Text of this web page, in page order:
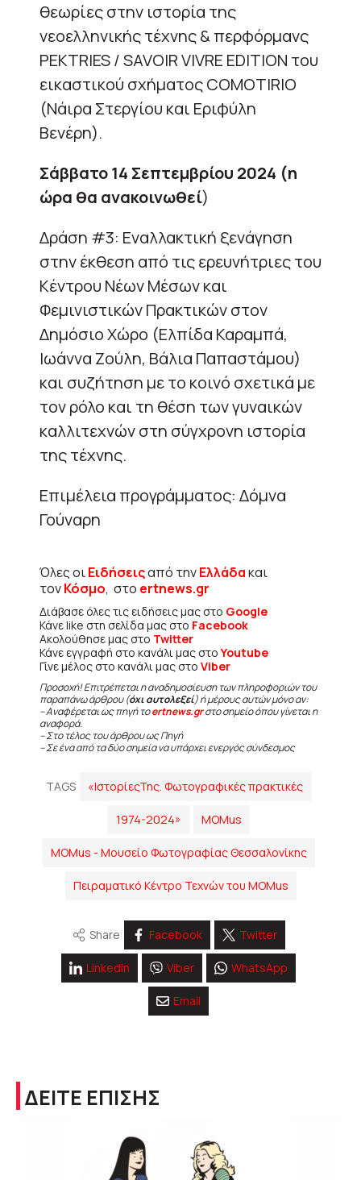
θεωρίες στην ιστορία της
νεοελληνικής τέχνης & περφόρμανς
PEKTRIES / SAVOIR VIVRE EDITION του
εικαστικού σχήματος COMOTIRIO
(Νάιρα Στεργίου και Εριφύλη
Βενέρη).
Σάββατο 14 Σεπτεμβρίου 2024 (η
ώρα θα ανακοινωθεί)
Δράση #3: Εναλλακτική ξενάγηση
στην έκθεση από τις ερευνήτριες του
Κέντρου Νέων Μέσων και
Φεμινιστικών Πρακτικών στον
Δημόσιο Χώρο (Ελπίδα Καραμπά,
Ιωάννα Ζούλη, Βάλια Παπαστάμου)
και συζήτηση με το κοινό σχετικά με
τον ρόλο και τη θέση των γυναικών
καλλιτεχνών στη σύγχρονη ιστορία
της τέχνης.
Επιμέλεια προγράμματος: Δόμνα
Γούναρη
Όλες οιΕιδήσειςαπό τηνΕλλάδακαι
τονΚόσμο, στο ertnews.gr
Διάβασε όλες τις ειδήσεις μας στο Google
Κάνε like στη σελίδα μας στο Facebook
Ακολούθησε μας στο Twitter
Κάνε εγγραφή στο κανάλι μας στοYoutube
Γίνε μέλος στο κανάλι μας στο Viber
Προσοχή! Επιτρέπεται η αναδημοσίευση των πληροφοριών του
παραπάνω άρθρου (όχι αυτολεξεί) ή μέρους αυτών μόνο αν:
– Αναφέρεται ως πηγή τοertnews.grστο σημείο όπου γίνεται η
αναφορά.
– Στο τέλος του άρθρου ως Πηγή
– Σε ένα από τα δύο σημεία να υπάρχει ενεργός σύνδεσμος
TAGS «ΙστορίεςΤης. Φωτογραφικές πρακτικές
1974-2024» MOMus
MOMus - Μουσείο Φωτογραφίας Θεσσαλονίκης
Πειραματικό Κέντρο Τεχνών του MOMus
Share Facebook Twitter
Linkedin Viber WhatsApp
Email
ΔΕΙΤΕ ΕΠΙΣΗΣ